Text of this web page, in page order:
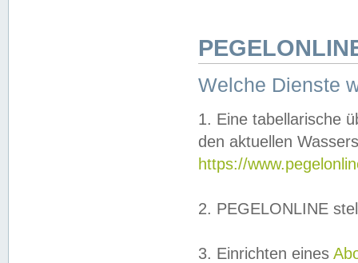
Welche Dienste
1. Eine tabellarische
den aktuellen
https://
2. PEGELONLINE
3. Einrichten eines